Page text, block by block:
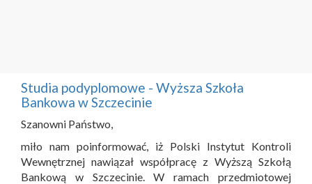
Studia podyplomowe - Wyższa Szkoła
Bankowa w Szczecinie
Szanowni Państwo,
miło nam poinformować, iż Polski Instytut Kontroli
Wewnętrznej nawiązał współpracę z Wyższą Szkołą
Bankową w Szczecinie. W ramach przedmiotowej